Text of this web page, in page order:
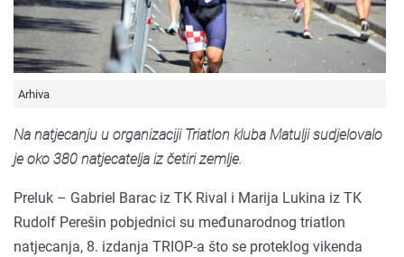
Arhiva
Na natjecanju u organizaciji Triatlon kluba Matulji sudjelovalo
je oko 380 natjecatelja iz četiri zemlje.
Preluk – Gabriel Barac iz TK Rival i Marija Lukina iz TK
Rudolf Perešin pobjednici su međunarodnog triatlon
natjecanja, 8. izdanja TRIOP-a što se proteklog vikenda